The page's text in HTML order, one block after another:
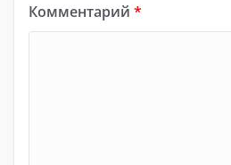
Комментарий *